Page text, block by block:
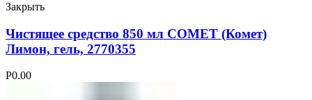
Закрыть
Чистящее средство 850 мл COMET (Комет)
Лимон, гель, 2770355
Р0.00